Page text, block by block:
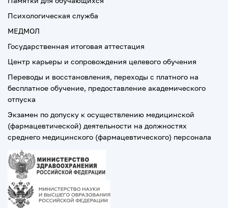
Психологическая служба
МЕДМОЛ
Государственная итоговая аттестация
Центр карьеры и сопровождения целевого обучения
Переводы и восстановления, переходы с платного на
бесплатное обучение, предоставление академического
отпуска
Экзамен по допуску к осуществлению медицинской
(фармацевтической) деятельности на должностях
среднего медицинского (фармацевтического) персонала